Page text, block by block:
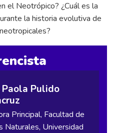
el Neotrópico? ¿Cuál es la
la historia evolutiva de
Paola Pulido
Principal, Facultad de
Naturales, Universidad